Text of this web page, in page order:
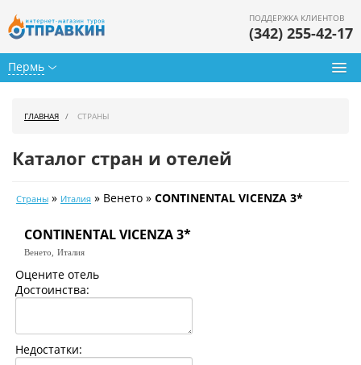
Пермь
ПОДДЕРЖКА КЛИЕНТОВ
(342) 255-42-17
Календарь туров
Цены дня
Страны
ГЛАВНАЯ СТРАНЫ
Каталог стран и отелей
Страны » Италия » Венето » CONTINENTAL VICENZA 3*
CONTINENTAL VICENZA 3*
Венето, Италия
Оцените отель
Достоинства:
Недостатки: